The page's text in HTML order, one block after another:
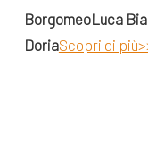
BorgomeoLuca
DoriaScopri di